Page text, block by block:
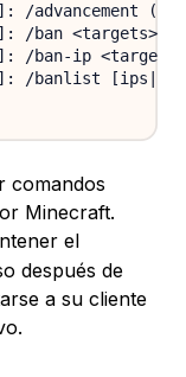
/advancement
/ban <targets>
/ban-ip <target>
/banlist
comandos
Minecraft.
el
después de
a su cliente